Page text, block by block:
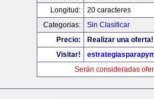
Longitud:
20 caracteres
Categorias:
Sin Clasificar
Precio:
Realizar una oferta!
Visitar!
Serán consideradas